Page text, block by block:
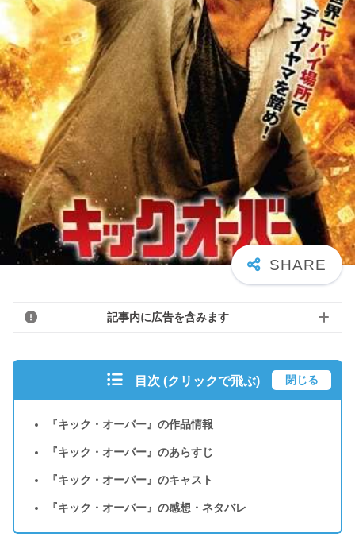
記事内に広告を含みます
目次 (クリックで飛ぶ) 閉じる
『キック・オーバー』の作品情報
『キック・オーバー』のあらすじ
『キック・オーバー』のキャスト
『キック・オーバー』の感想・ネタバレ